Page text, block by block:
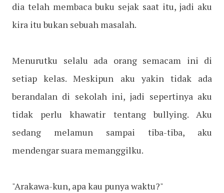
dia telah membaca buku sejak saat itu, jadi aku
kira itu bukan sebuah masalah.
Menurutku selalu ada orang semacam ini di
setiap kelas. Meskipun aku yakin tidak ada
berandalan di sekolah ini, jadi sepertinya aku
tidak perlu khawatir tentang bullying. Aku
sedang melamun sampai tiba-tiba, aku
mendengar suara memanggilku.
"Arakawa-kun, apa kau punya waktu?"